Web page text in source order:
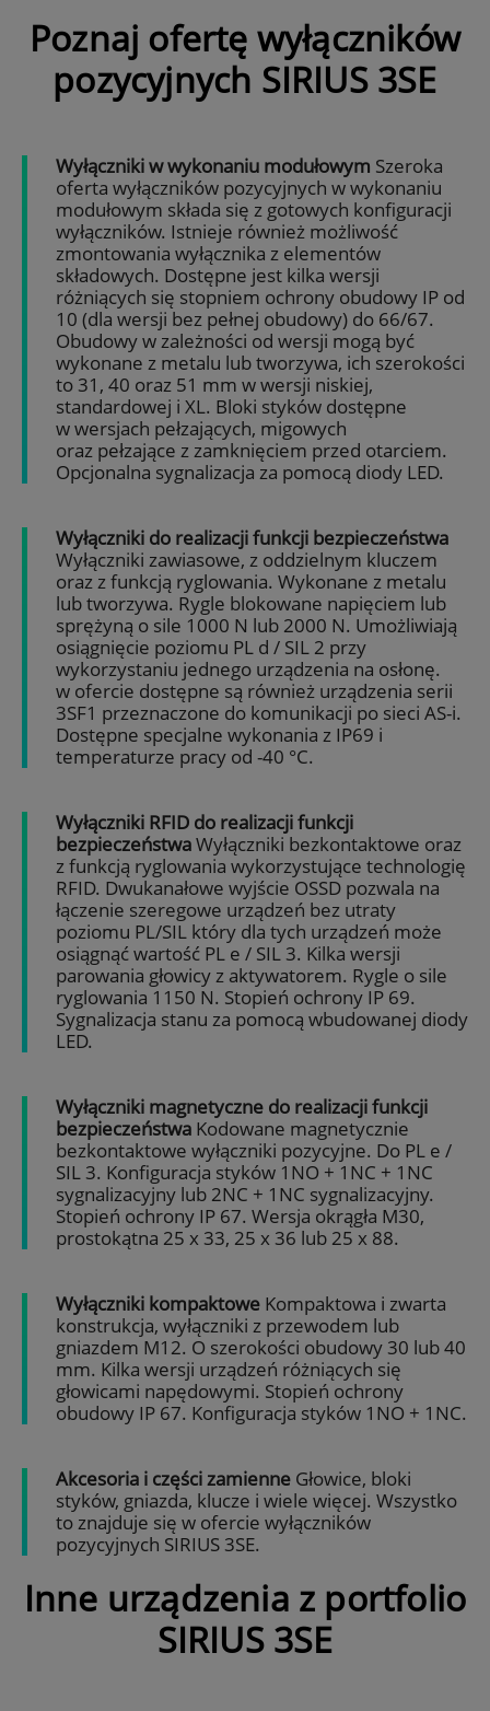
Poznaj ofertę wyłączników
pozycyjnych SIRIUS 3SE
Wyłączniki w wykonaniu modułowym Szeroka
oferta wyłączników pozycyjnych w wykonaniu
modułowym składa się z gotowych konfiguracji
wyłączników. Istnieje również możliwość
zmontowania wyłącznika z elementów
składowych. Dostępne jest kilka wersji
różniących się stopniem ochrony obudowy IP od
10 (dla wersji bez pełnej obudowy) do 66/67.
Obudowy w zależności od wersji mogą być
wykonane z metalu lub tworzywa, ich szerokości
to 31, 40 oraz 51 mm w wersji niskiej,
standardowej i XL. Bloki styków dostępne
w wersjach pełzających, migowych
oraz pełzające z zamknięciem przed otarciem.
Opcjonalna sygnalizacja za pomocą diody LED.
Wyłączniki do realizacji funkcji bezpieczeństwa
Wyłączniki zawiasowe, z oddzielnym kluczem
oraz z funkcją ryglowania. Wykonane z metalu
lub tworzywa. Rygle blokowane napięciem lub
sprężyną o sile 1000 N lub 2000 N. Umożliwiają
osiągnięcie poziomu PL d / SIL 2 przy
wykorzystaniu jednego urządzenia na osłonę.
w ofercie dostępne są również urządzenia serii
3SF1 przeznaczone do komunikacji po sieci AS-i.
Dostępne specjalne wykonania z IP69 i
temperaturze pracy od -40 °C.
Wyłączniki RFID do realizacji funkcji
bezpieczeństwaWyłączniki bezkontaktowe oraz
z funkcją ryglowania wykorzystujące technologię
RFID. Dwukanałowe wyjście OSSD pozwala na
łączenie szeregowe urządzeń bez utraty
poziomu PL/SIL który dla tych urządzeń może
osiągnąć wartość PL e / SIL 3. Kilka wersji
parowania głowicy z aktywatorem. Rygle o sile
ryglowania 1150 N. Stopień ochrony IP 69.
Sygnalizacja stanu za pomocą wbudowanej diody
LED.
Wyłączniki magnetyczne do realizacji funkcji
bezpieczeństwa Kodowane magnetycznie
bezkontaktowe wyłączniki pozycyjne. Do PL e /
SIL 3. Konfiguracja styków 1NO + 1NC + 1NC
sygnalizacyjny lub 2NC + 1NC sygnalizacyjny.
Stopień ochrony IP 67. Wersja okrągła M30,
prostokątna 25 x 33, 25 x 36 lub 25 x 88.
Wyłączniki kompaktowe Kompaktowa i zwarta
konstrukcja, wyłączniki z przewodem lub
gniazdem M12. O szerokości obudowy 30 lub 40
mm. Kilka wersji urządzeń różniących się
głowicami napędowymi. Stopień ochrony
obudowy IP 67. Konfiguracja styków 1NO + 1NC.
Akcesoria i części zamienne Głowice, bloki
styków, gniazda, klucze i wiele więcej. Wszystko
to znajduje się w ofercie wyłączników
pozycyjnych SIRIUS 3SE.
Inne urządzenia z portfolio
SIRIUS 3SE